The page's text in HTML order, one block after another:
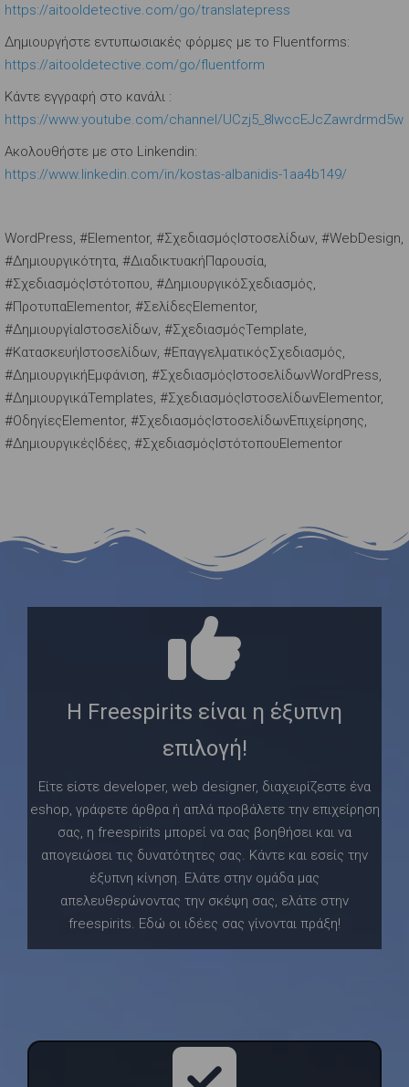
https://aitooldetective.com/go/translatepress
Δημιουργήστε εντυπωσιακές φόρμες με το Fluentforms:
https://aitooldetective.com/go/fluentform
Κάντε εγγραφή στο κανάλι :
https://www.youtube.com/channel/UCzj5_8lwccEJcZawrdrmd5w
Ακολουθήστε με στο Linkendin:
https://www.linkedin.com/in/kostas-albanidis-1aa4b149/
WordPress, #Elementor, #ΣχεδιασμόςΙστοσελίδων, #WebDesign,
#Δημιουργικότητα, #ΔιαδικτυακήΠαρουσία,
#ΣχεδιασμόςΙστότοπου, #ΔημιουργικόΣχεδιασμός,
#ΠροτυπαElementor, #ΣελίδεςElementor,
#ΔημιουργίαΙστοσελίδων, #ΣχεδιασμόςTemplate,
#ΚατασκευήΙστοσελίδων, #ΕπαγγελματικόςΣχεδιασμός,
#ΔημιουργικήΕμφάνιση, #ΣχεδιασμόςΙστοσελίδωνWordPress,
#ΔημιουργικάTemplates, #ΣχεδιασμόςΙστοσελίδωνElementor,
#ΟδηγίεςElementor, #ΣχεδιασμόςΙστοσελίδωνΕπιχείρησης,
#ΔημιουργικέςΙδέες, #ΣχεδιασμόςΙστότοπουElementor
Η Freespirits είναι η έξυπνη
επιλογή!
Είτε είστε developer, web designer, διαχειρίζεστε ένα
eshop, γράφετε άρθρα ή απλά προβάλετε την επιχείρηση
σας, η freespirits μπορεί να σας βοηθήσει και να
απογειώσει τις δυνατότητες σας. Κάντε και εσείς την
έξυπνη κίνηση. Ελάτε στην ομάδα μας
απελευθερώνοντας την σκέψη σας, ελάτε στην
freespirits. Εδώ οι ιδέες σας γίνονται πράξη!